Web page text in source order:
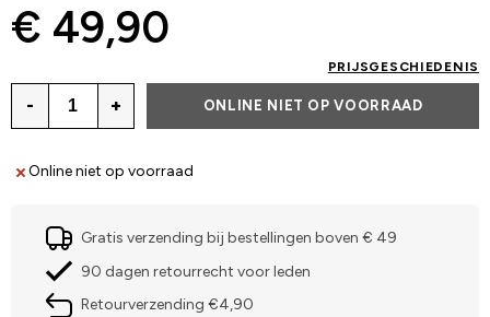
€ 49,90
PRIJSGESCHIEDENIS
- + ONLINE NIET OP VOORRAAD
Online niet op voorraad
Gratis verzending bij bestellingen boven € 49
90 dagen retourrecht voor leden
Retourverzending €4,90